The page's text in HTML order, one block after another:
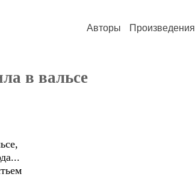
Авторы Произведения
в вальсе